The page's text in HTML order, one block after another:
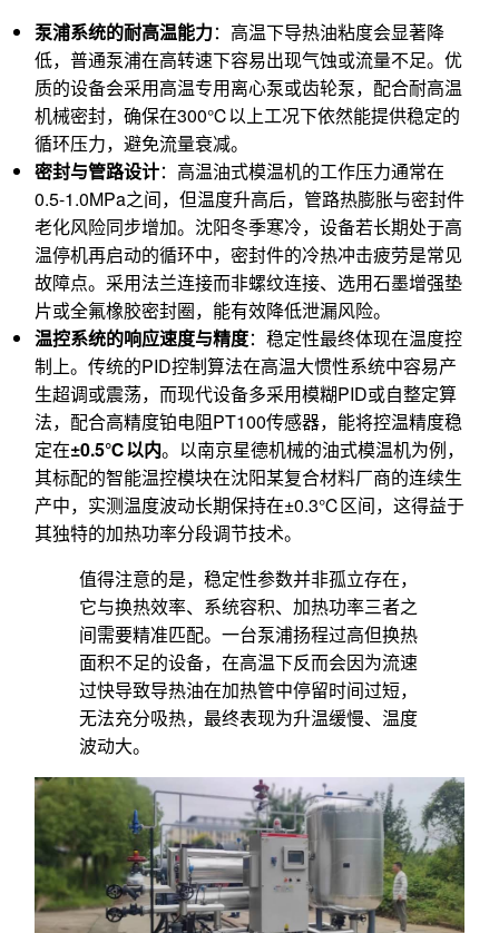
泵浦系统的耐高温能力：高温下导热油粘度会显著降
低，普通泵浦在高转速下容易出现气蚀或流量不足。优
质的设备会采用高温专用离心泵或齿轮泵，配合耐高温
机械密封，确保在300℃以上工况下依然能提供稳定的
循环压力，避免流量衰减。
密封与管路设计：高温油式模温机的工作压力通常在
0.5-1.0MPa之间，但温度升高后，管路热膨胀与密封件
老化风险同步增加。沈阳冬季寒冷，设备若长期处于高
温停机再启动的循环中，密封件的冷热冲击疲劳是常见
故障点。采用法兰连接而非螺纹连接、选用石墨增强垫
片或全氟橡胶密封圈，能有效降低泄漏风险。
温控系统的响应速度与精度：稳定性最终体现在温度控
制上。传统的PID控制算法在高温大惯性系统中容易产
生超调或震荡，而现代设备多采用模糊PID或自整定算
法，配合高精度铂电阻PT100传感器，能将控温精度稳
定在±0.5℃以内。以南京星德机械的油式模温机为例，
其标配的智能温控模块在沈阳某复合材料厂商的连续生
产中，实测温度波动长期保持在±0.3℃区间，这得益于
其独特的加热功率分段调节技术。
值得注意的是，稳定性参数并非孤立存在，
它与换热效率、系统容积、加热功率三者之
间需要精准匹配。一台泵浦扬程过高但换热
面积不足的设备，在高温下反而会因为流速
过快导致导热油在加热管中停留时间过短，
无法充分吸热，最终表现为升温缓慢、温度
波动大。